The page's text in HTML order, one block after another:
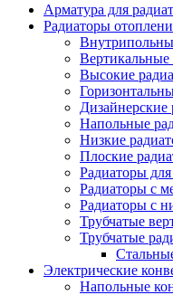
Арматура для
Радиаторы
Вертикальные
Высокие
Дизайнерские
Напольные
Низкие
Плоские
Радиаторы
Радиаторы с
Радиаторы с
Трубчатые
Трубчатые
Электрические
Напольные